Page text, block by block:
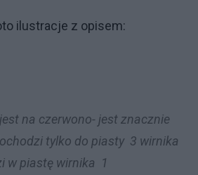
ilustracje z opisem:
na czerwono- jest znacznie
tylko do piasty 3 wirnika
w piastę wirnika 1